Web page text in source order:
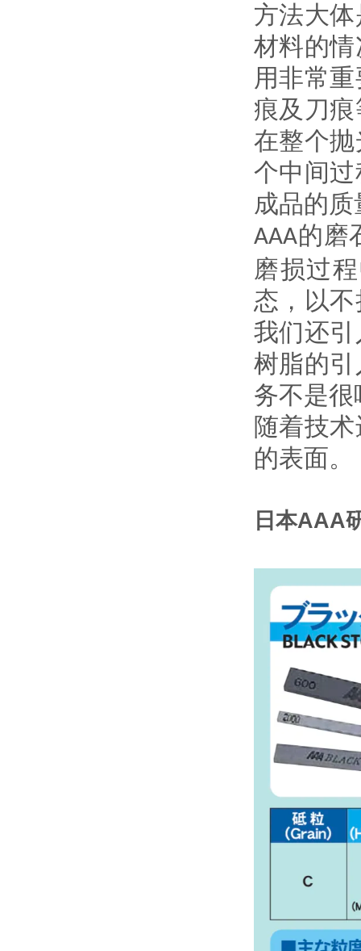
方法大
材料的
用非常
痕及刀
在整个
个中间
成品的质
AAA的磨
磨损过
态，以
我们还
树脂的
务不是
随着技
的表面。
日本AAA